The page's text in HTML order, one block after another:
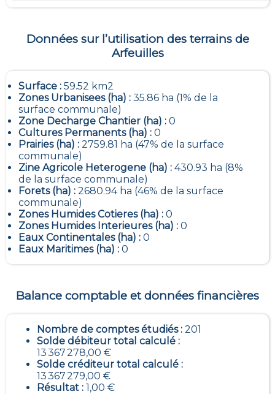
Données sur l’utilisation des terrains de
Arfeuilles
Surface : 59.52 km2
Zones Urbanisees (ha) : 35.86 ha (1% de la
surface communale)
Zone Decharge Chantier (ha) : 0
Cultures Permanents (ha) : 0
Prairies (ha) : 2759.81 ha (47% de la surface
communale)
Zine Agricole Heterogene (ha) : 430.93 ha (8%
de la surface communale)
Forets (ha) : 2680.94 ha (46% de la surface
communale)
Zones Humides Cotieres (ha) : 0
Zones Humides Interieures (ha) : 0
Eaux Continentales (ha) : 0
Eaux Maritimes (ha) : 0
Balance comptable et données financières
Nombre de comptes étudiés : 201
Solde débiteur total calculé :
13 367 278,00 €
Solde créditeur total calculé :
13 367 279,00 €
Résultat : 1,00 €